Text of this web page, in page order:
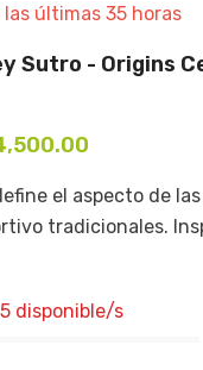
últimas 35 horas
Sutro - Origins
el aspecto de
tradicionales.
disponible/s